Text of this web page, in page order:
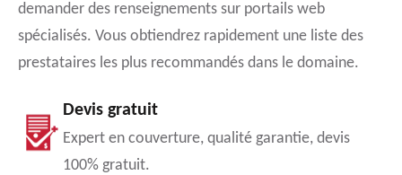
demander des renseignements sur portails web
spécialisés. Vous obtiendrez rapidement une liste des
prestataires les plus recommandés dans le domaine.
Devis gratuit
Expert en couverture, qualité garantie, devis
100% gratuit.